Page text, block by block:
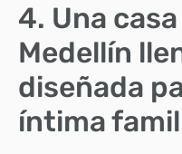
4. Una
Medellín
diseñada
íntima